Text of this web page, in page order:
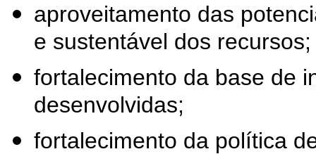
aproveitamento das
e sustentável dos recursos;
fortalecimento da base de
desenvolvidas;
fortalecimento da política